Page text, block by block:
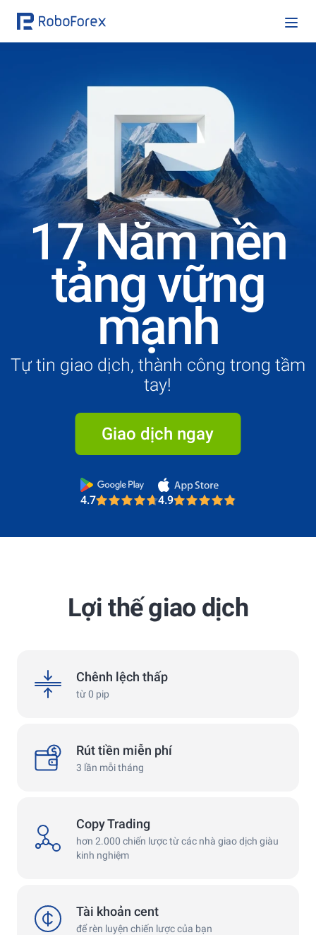
17 Năm nền
tảng vững
mạnh
Tự tin giao dịch, thành công trong tầm
tay!
Giao dịch ngay
Most Trusted Broker 2025
Lợi thế giao dịch
Chênh lệch thấp
từ 0 pip
Rút tiền miễn phí
3 lần mỗi tháng
Copy Trading
hơn 2.000 chiến lược từ các nhà giao dịch giàu
kinh nghiệm
Tài khoản cent
để rèn luyện chiến lược của bạn